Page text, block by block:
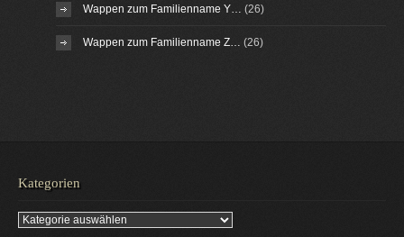
Wappen zum Familienname Y… (26)
Wappen zum Familienname Z… (26)
Kategorien
Kategorien